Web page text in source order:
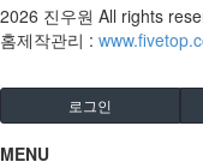
2026 진우원 All rights
홈제작관리 :
로그인
MENU